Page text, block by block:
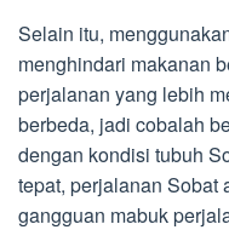
Selain itu,
menghindari makanan
perjalanan yang lebih
berbeda, jadi cobalah
dengan kondisi tubuh
tepat, perjalanan Sobat
gangguan mabuk